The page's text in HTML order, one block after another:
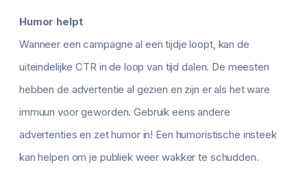
Humor helpt
Wanneer een campagne al een tijdje loopt, kan de
uiteindelijke CTR in de loop van tijd dalen. De meesten
hebben de advertentie al gezien en zijn er als het ware
immuun voor geworden. Gebruik eens andere
advertenties en zet humor in! Een humoristische insteek
kan helpen om je publiek weer wakker te schudden.